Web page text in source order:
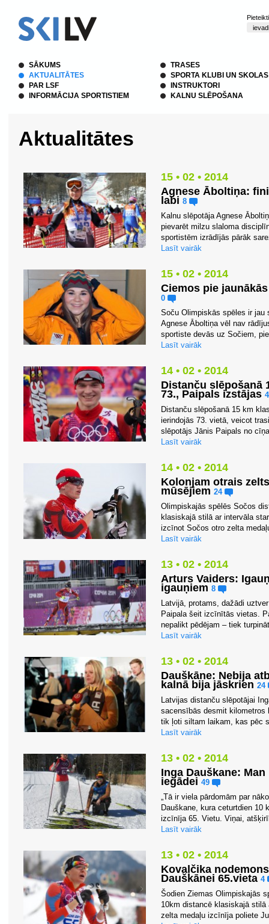
SĀKUMS
AKTUALITĀTES
PAR LSF
INFORMĀCIJA SPORTISTIEM
TRASES
SPORTA KLUBI UN SKOLAS
INSTRUKTORI
KALNU SLĒPOŠANA
Aktualitātes
15 • 02 • 2014
Agnese Āboltiņa:
labi 8
Kalnu slēpotāja Agnese
pievarēt milzu slaloma
sportistēm izrādījās pārāk
Lasīt vairāk
15 • 02 • 2014
Ciemos pie
0
Soču Olimpiskās spēles ir jau
Agnese Āboltiņa vēl nav
sportiste devās uz Sočiem,
Lasīt vairāk
14 • 02 • 2014
Distanču slēpošanā
73., Paipals izstājas
Distanču slēpošanā 15 km
ierindojās 73. vietā, veicot
slēpotājs Jānis Paipals no
Lasīt vairāk
14 • 02 • 2014
Kolonjam otrais
mūsējiem 24
Olimpiskajās spēlēs Sočos
klasiskajā stilā ar intervāla
izcīnot Sočos otro zelta
Lasīt vairāk
13 • 02 • 2014
Arturs Vaiders:
igauņiem 8
Latvijā, protams, dažādi
Paipala šeit izcīnītās vietas.
nepalikt pēdējam – tiek
Lasīt vairāk
13 • 02 • 2014
Dauškāne: Nebija
kalnā bija jāskrien 24
Latvijas distanču slēpotājai
sacensībās desmit
tik ļoti siltam laikam, kas pēc
Lasīt vairāk
13 • 02 • 2014
Inga Dauškane:
iegādei 49
„Tā ir viela pārdomām par
Dauškane, kura ceturtdien 10
izcīnīja 65. Vietu. Viņai,
Lasīt vairāk
13 • 02 • 2014
Kovaļčika
Dauškānei 65.vieta 4
Šodien Ziemas Olimpiskajās
10km distancē klasiskajā
zelta medaļu izcīnīja poliete